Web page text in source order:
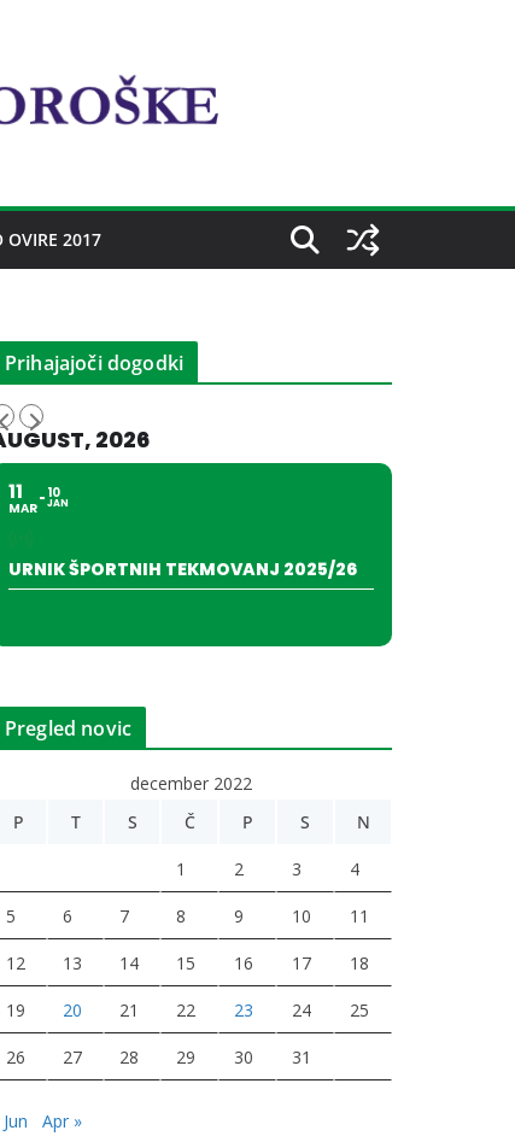
OVIRE 2017
Prihajajoči dogodki
2026
11
MAR
10
JAN
URNIK ŠPORTNIH TEKMOVANJ 2025/26
Pregled novic
december 2022
P
T S Č P S N
1 2 3 4
5 6 7 8 9 10 11
12 13 14 15 16 17 18
19 20 21 22 23 24 25
26 27 28 29 30 31
Apr »